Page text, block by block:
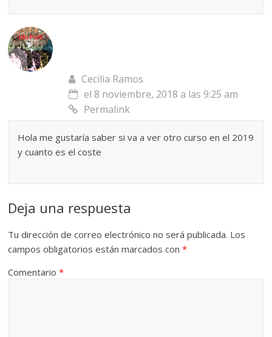
Cecilia Ramos
el 8 noviembre, 2018 a las 9:25 am
Permalink
Hola me gustaría saber si va a ver otro curso en el 2019
y cuanto es el coste
Deja una respuesta
Tu dirección de correo electrónico no será publicada. Los
campos obligatorios están marcados con*
Comentario*